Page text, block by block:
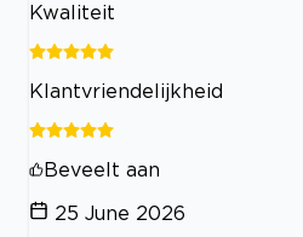
Kwaliteit
Klantvriendelijkheid
Beveelt aan
25 June 2026